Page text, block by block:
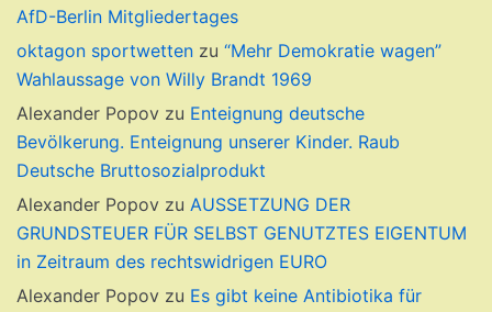
AfD-Berlin Mitgliedertages
oktagon sportwetten zu “Mehr Demokratie wagen”
Wahlaussage von Willy Brandt 1969
Alexander Popov zu Enteignung deutsche
Bevölkerung. Enteignung unserer Kinder. Raub
Deutsche Bruttosozialprodukt
Alexander Popov zu AUSSETZUNG DER
GRUNDSTEUER FÜR SELBST GENUTZTES EIGENTUM
in Zeitraum des rechtswidrigen EURO
Alexander Popov zu Es gibt keine Antibiotika für